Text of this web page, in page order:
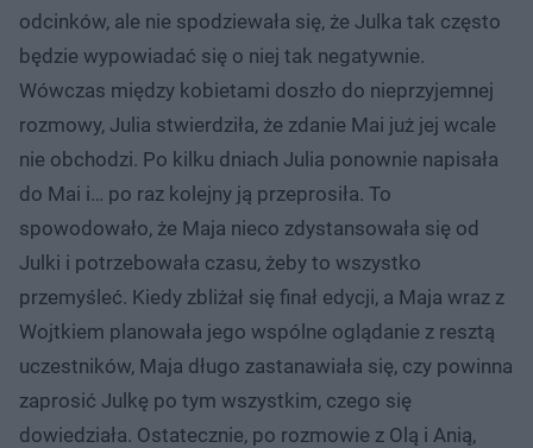
odcinków, ale nie spodziewała się, że Julka tak często
będzie wypowiadać się o niej tak negatywnie.
Wówczas między kobietami doszło do nieprzyjemnej
rozmowy, Julia stwierdziła, że zdanie Mai już jej wcale
nie obchodzi. Po kilku dniach Julia ponownie napisała
do Mai i… po raz kolejny ją przeprosiła. To
spowodowało, że Maja nieco zdystansowała się od
Julki i potrzebowała czasu, żeby to wszystko
przemyśleć. Kiedy zbliżał się finał edycji, a Maja wraz z
Wojtkiem planowała jego wspólne oglądanie z resztą
uczestników, Maja długo zastanawiała się, czy powinna
zaprosić Julkę po tym wszystkim, czego się
dowiedziała. Ostatecznie, po rozmowie z Olą i Anią,